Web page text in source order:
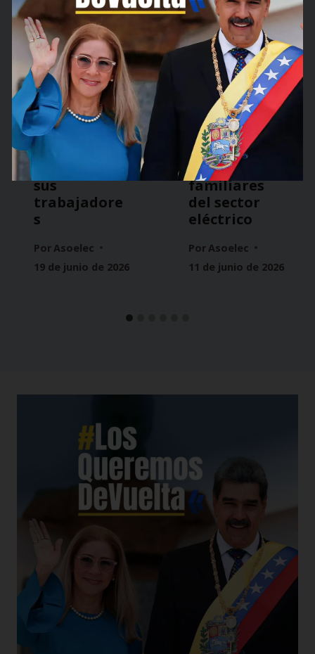
MPPEE
celebró el
Día del
Padre con
un emotivo
sus
trabajadore
s
Por Asoelec
19 de junio de 2026
MPPEE
entrega
ayudas
técnicas a
trabajadore
s y
familiares
del sector
eléctrico
Por Asoelec
11 de junio de 2026